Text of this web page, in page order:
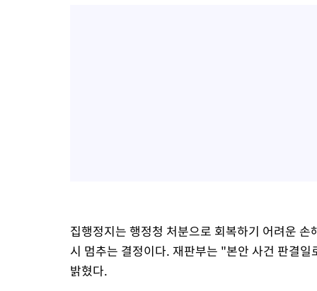
집행정지는 행정청 처분으로 회복하기 어려운
시 멈추는 결정이다. 재판부는 "본안 사건 판결
밝혔다.